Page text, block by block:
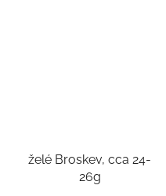
želé Broskev, cca 24-
26g